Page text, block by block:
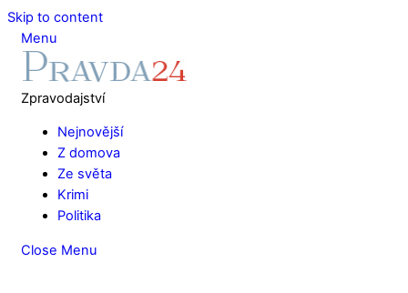
Skip to content
Menu
Zpravodajství
Nejnovější
Z domova
Ze světa
Krimi
Politika
Close Menu